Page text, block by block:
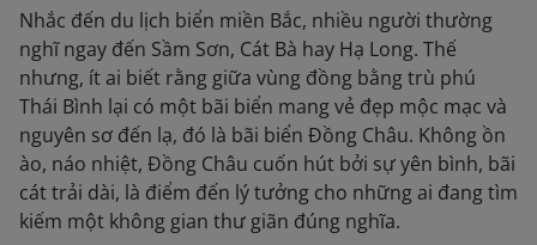
Nhắc đến du lịch biển miền Bắc, nhiều người thường
nghĩ ngay đến Sầm Sơn, Cát Bà hay Hạ Long. Thế
nhưng, ít ai biết rằng giữa vùng đồng bằng trù phú
Thái Bình lại có một bãi biển mang vẻ đẹp mộc mạc và
nguyên sơ đến lạ, đó là bãi biển Đồng Châu. Không ồn
ào, náo nhiệt, Đồng Châu cuốn hút bởi sự yên bình, bãi
cát trải dài, là điểm đến lý tưởng cho những ai đang tìm
kiếm một không gian thư giãn đúng nghĩa.